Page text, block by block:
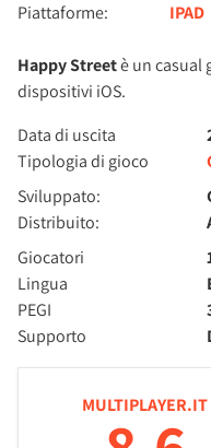
Piattaforme: IPAD
Happy Streetè un casual
dispositivi iOS.
Data di uscita
Tipologia di gioco
Sviluppato:
Distribuito:
Giocatori
Lingua
PEGI
Supporto
MULTIPLAYER.IT